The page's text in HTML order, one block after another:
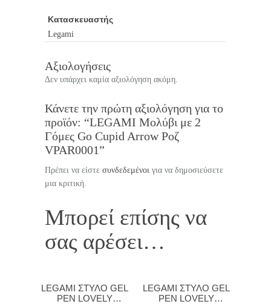
Κατασκευαστής
Legami
Αξιολογήσεις
Δεν υπάρχει καμία αξιολόγηση ακόμη.
Κάνετε την πρώτη αξιολόγηση για το
προϊόν: “LEGAMI Μολύβι με 2
Γόμες Go Cupid Arrow Ροζ
VPAR0001”
Πρέπει να είστε συνδεδεμένοι για να δημοσιεύσετε
μια κριτική.
Μπορεί επίσης να
σας αρέσει…
LEGAMI ΣΤΥΛΟ GEL
PEN LOVELY
LEGAMI ΣΤΥΛΟ GEL
PEN LOVELY